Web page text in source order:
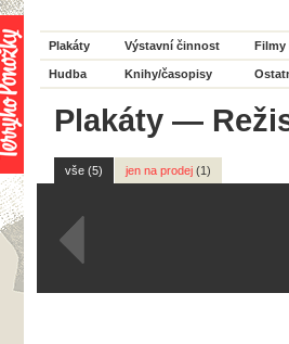
Plakáty Výstavní činnost Filmy
Hudba Knihy/časopisy
Plakáty —
vše (5) jen na prodej (1)